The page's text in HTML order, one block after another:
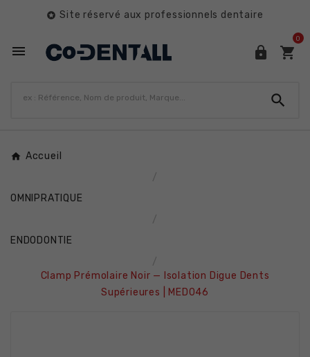
 Site réservé aux professionnels dentaire
  
0

Accueil
OMNIPRATIQUE
ENDODONTIE
Clamp Prémolaire Noir — Isolation Digue Dents
Supérieures | MED046